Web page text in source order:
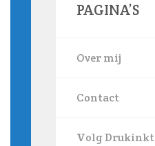
PAGINA’S
Over mij
Contact
Volg Drukinkt